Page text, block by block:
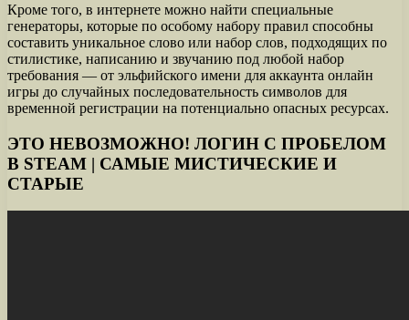
Кроме того, в интернете можно найти специальные
генераторы, которые по особому набору правил способны
составить уникальное слово или набор слов, подходящих по
стилистике, написанию и звучанию под любой набор
требования — от эльфийского имени для аккаунта онлайн
игры до случайных последовательность символов для
временной регистрации на потенциально опасных ресурсах.
ЭТО НЕВОЗМОЖНО! ЛОГИН С ПРОБЕЛОМ
В STEAM | САМЫЕ МИСТИЧЕСКИЕ И
СТАРЫЕ